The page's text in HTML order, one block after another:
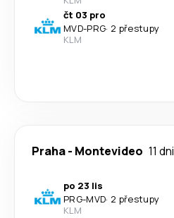
čt 03 pro
MVD-PRG· 2 přestupy
KLM
Praha- Montevideo 11 dni
po 23 lis
PRG-MVD· 2 přestupy
KLM